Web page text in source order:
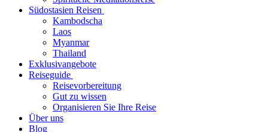
Südostasien Reisen
Kambodscha
Laos
Myanmar
Thailand
Exklusivangebote
Reiseguide
Reisevorbereitung
Gut zu wissen
Organisieren Sie Ihre Reise
Über uns
Blog